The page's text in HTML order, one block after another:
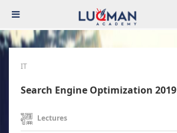
IT
Search Engine Optimization 2019
Lectures